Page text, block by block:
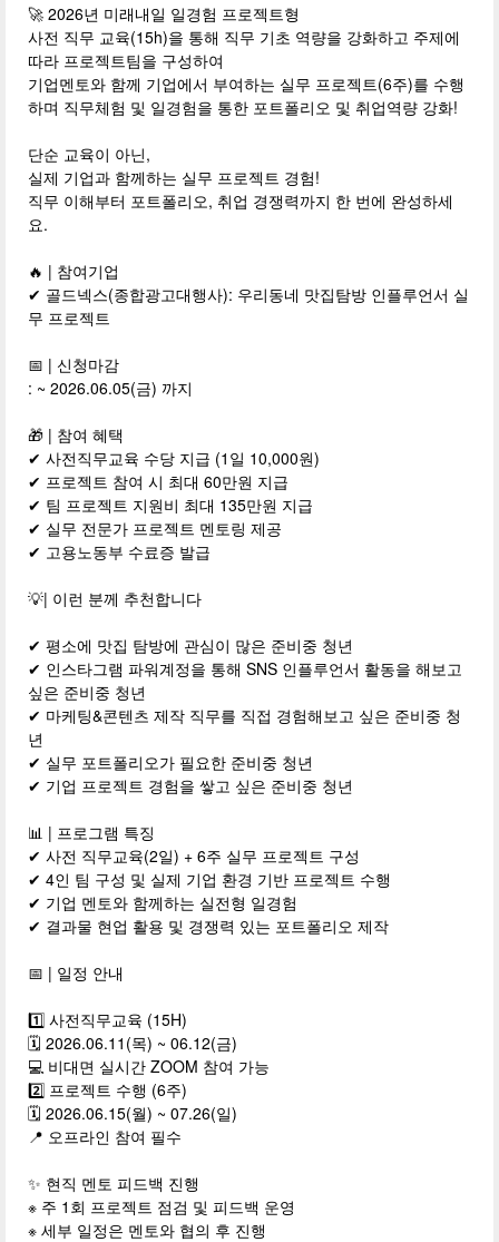
🚀 2026년 미래내일 일경험 프로젝트형
사전 직무 교육(15h)을 통해 직무 기초 역량을 강화하고 주제에
따라 프로젝트팀을 구성하여
기업멘토와 함께 기업에서 부여하는 실무 프로젝트(6주)를 수행
하며 직무체험 및 일경험을 통한 포트폴리오 및 취업역량 강화!
단순 교육이 아닌,
실제 기업과 함께하는 실무 프로젝트 경험!
직무 이해부터 포트폴리오, 취업 경쟁력까지 한 번에 완성하세
요.
🔥 | 참여기업
✔ 골드넥스(종합광고대행사): 우리동네 맛집탐방 인플루언서 실
무 프로젝트
📅 | 신청마감
: ~ 2026.06.05(금) 까지
🎁 | 참여 혜택
✔ 사전직무교육 수당 지급 (1일 10,000원)
✔ 프로젝트 참여 시 최대 60만원 지급
✔ 팀 프로젝트 지원비 최대 135만원 지급
✔ 실무 전문가 프로젝트 멘토링 제공
✔ 고용노동부 수료증 발급
💡| 이런 분께 추천합니다
✔ 평소에 맛집 탐방에 관심이 많은 준비중 청년
✔ 인스타그램 파워계정을 통해 SNS 인플루언서 활동을 해보고
싶은 준비중 청년
✔ 마케팅&콘텐츠 제작 직무를 직접 경험해보고 싶은 준비중 청
년
✔ 실무 포트폴리오가 필요한 준비중 청년
✔ 기업 프로젝트 경험을 쌓고 싶은 준비중 청년
📊 | 프로그램 특징
✔ 사전 직무교육(2일) + 6주 실무 프로젝트 구성
✔ 4인 팀 구성 및 실제 기업 환경 기반 프로젝트 수행
✔ 기업 멘토와 함께하는 실전형 일경험
✔ 결과물 현업 활용 및 경쟁력 있는 포트폴리오 제작
📅 | 일정 안내
1️⃣ 사전직무교육 (15H)
🗓 2026.06.11(목) ~ 06.12(금)
💻 비대면 실시간 ZOOM 참여 가능
2️⃣ 프로젝트 수행 (6주)
🗓 2026.06.15(월) ~ 07.26(일)
📍 오프라인 참여 필수
✨ 현직 멘토 피드백 진행
※ 주 1회 프로젝트 점검 및 피드백 운영
※ 세부 일정은 멘토와 협의 후 진행